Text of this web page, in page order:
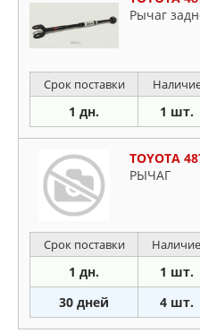
Рычаг
Срок поставки
1 дн. 1 шт.
TOYOTA
РЫЧАГ
Срок поставки Наличие
1 дн. 1 шт.
30 дней 4 шт.